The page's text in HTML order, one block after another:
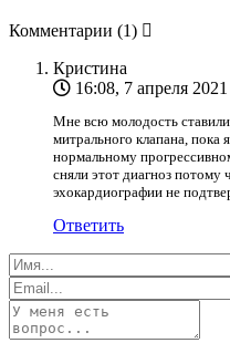
Комментарии (1)
Кристина
16:08, 7 апреля 2021
Мне всю молодость
митрального клапана, пока
нормальному
сняли этот диагноз потому
эхокардиографии не
Ответить